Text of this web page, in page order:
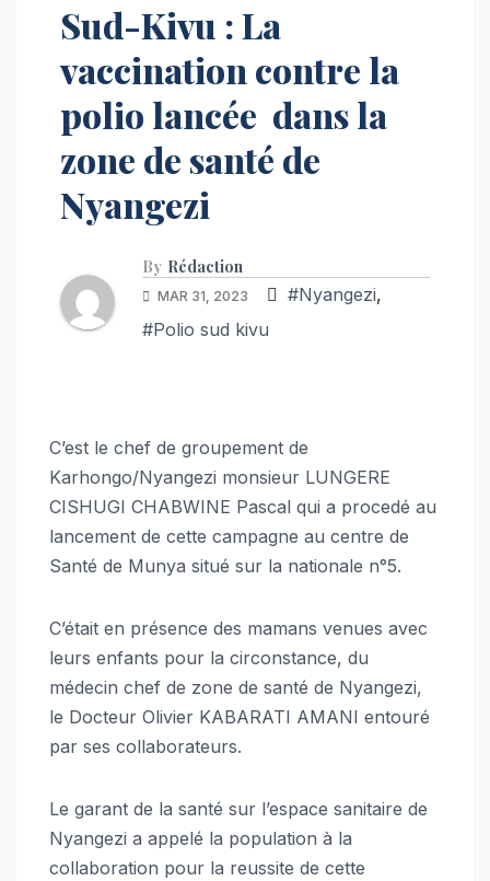
Sud-Kivu : La
vaccination contre la
polio lancée dans la
zone de santé de
Nyangezi
By Rédaction
MAR 31, 2023 #Nyangezi,
#Polio sud kivu
C’est le chef de groupement de
Karhongo/Nyangezi monsieur LUNGERE
CISHUGI CHABWINE Pascal qui a procedé au
lancement de cette campagne au centre de
Santé de Munya situé sur la nationale n°5.
C’était en présence des mamans venues avec
leurs enfants pour la circonstance, du
médecin chef de zone de santé de Nyangezi,
le Docteur Olivier KABARATI AMANI entouré
par ses collaborateurs.
Le garant de la santé sur l’espace sanitaire de
Nyangezi a appelé la population à la
collaboration pour la reussite de cette